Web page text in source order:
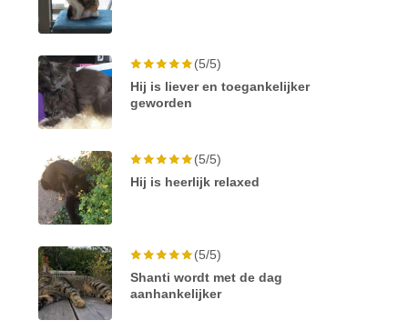
(5/5)
Hij is liever en toegankelijker
geworden
(5/5)
Hij is heerlijk relaxed
(5/5)
Shanti wordt met de dag
aanhankelijker